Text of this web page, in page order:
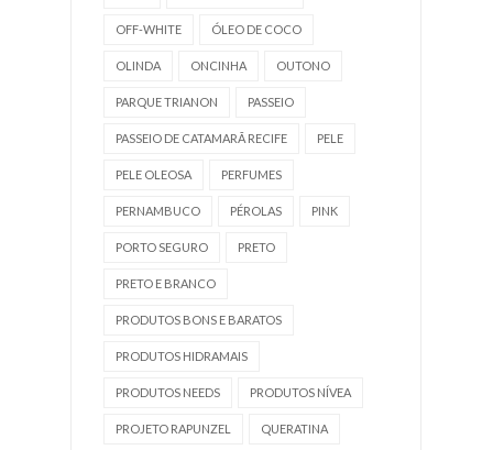
OFF-WHITE ÓLEO DE COCO
OLINDA ONCINHA OUTONO
PARQUE TRIANON PASSEIO
PASSEIO DE CATAMARÃ RECIFE PELE
PELE OLEOSA PERFUMES
PERNAMBUCO PÉROLAS PINK
PORTO SEGURO PRETO
PRETO E BRANCO
PRODUTOS BONS E BARATOS
PRODUTOS HIDRAMAIS
PRODUTOS NEEDS PRODUTOS NÍVEA
PROJETO RAPUNZEL QUERATINA